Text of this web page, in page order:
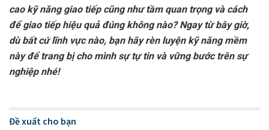
cao kỹ năng giao tiếp cũng như tầm quan trọng và cách
để giao tiếp hiệu quả đúng không nào? Ngay từ bây giờ,
dù bất cứ lĩnh vực nào, bạn hãy rèn luyện kỹ năng mềm
này để trang bị cho mình sự tự tin và vững bước trên sự
nghiệp nhé!
Đề xuất cho bạn